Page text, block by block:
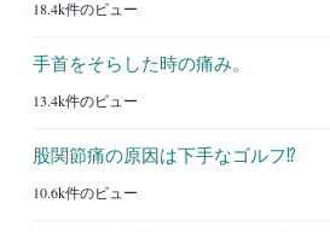
18.4k件のビュー
手首をそらした時の痛み。
13.4k件のビュー
股関節痛の原因は下手なゴルフ⁉︎
10.6k件のビュー